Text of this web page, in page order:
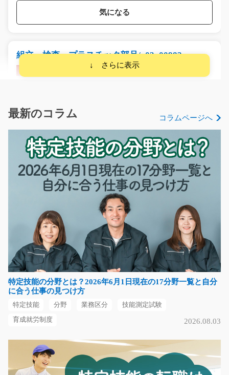
気になる
組立 検査 プラスチック部品/y03_00983
長期（3ヶ月以上）
福岡県宗像市
気になる
倉庫内で仕分け・ピッキング作業！/y02_00923
倉庫内でのピッキング・仕分け作業(^O^)資格・経験は一
切必要ありません。…
長期（3ヶ月以上）
時給1100円
群馬県太田市
気になる
印刷物の目視チェックや袋詰め/y03_00689
急募
最新のコラム コラムページへ
特定技能の分野とは？2026年6月1日現在の17分野一覧と自分
に合う仕事の見つけ方
特定技能 分野 業務区分 技能測定試験
育成就労制度 2026.08.03